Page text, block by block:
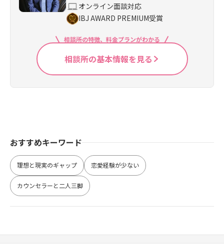
オンライン面談対応
IBJ AWARD PREMIUM受賞
相談所の特徴、料金プランがわかる
相談所の基本情報を見る
おすすめキーワード
理想と現実のギャップ 恋愛経験が少ない
カウンセラーと二人三脚